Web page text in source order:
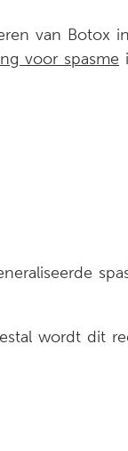
van Botox
voor spasme
wordt dit